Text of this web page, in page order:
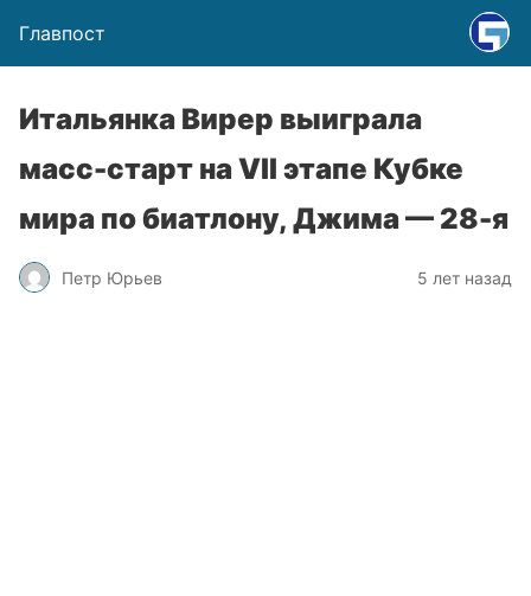
Главпост
Итальянка Вирер выиграла
масс-старт на VII этапе Кубке
мира по биатлону, Джима — 28-я
Петр Юрьев 5 лет назад